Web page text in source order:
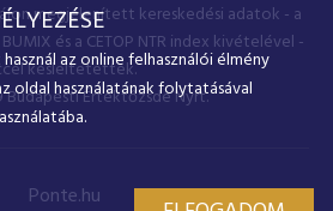
megjelenített kereskedési adatok - a
és a CETOP NTR index kivételével -
késleltetettek.
Budapesti Értéktőzsde Nyrt.
Ponte.hu
az online felhasználói élmény
oldal használatának folytatásával